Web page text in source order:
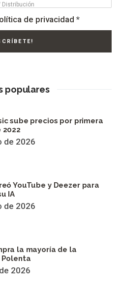
de privacidad *
populares
sube precios por primera
2022
de 2026
YouTube y Deezer para
IA
de 2026
la mayoría de la
2026